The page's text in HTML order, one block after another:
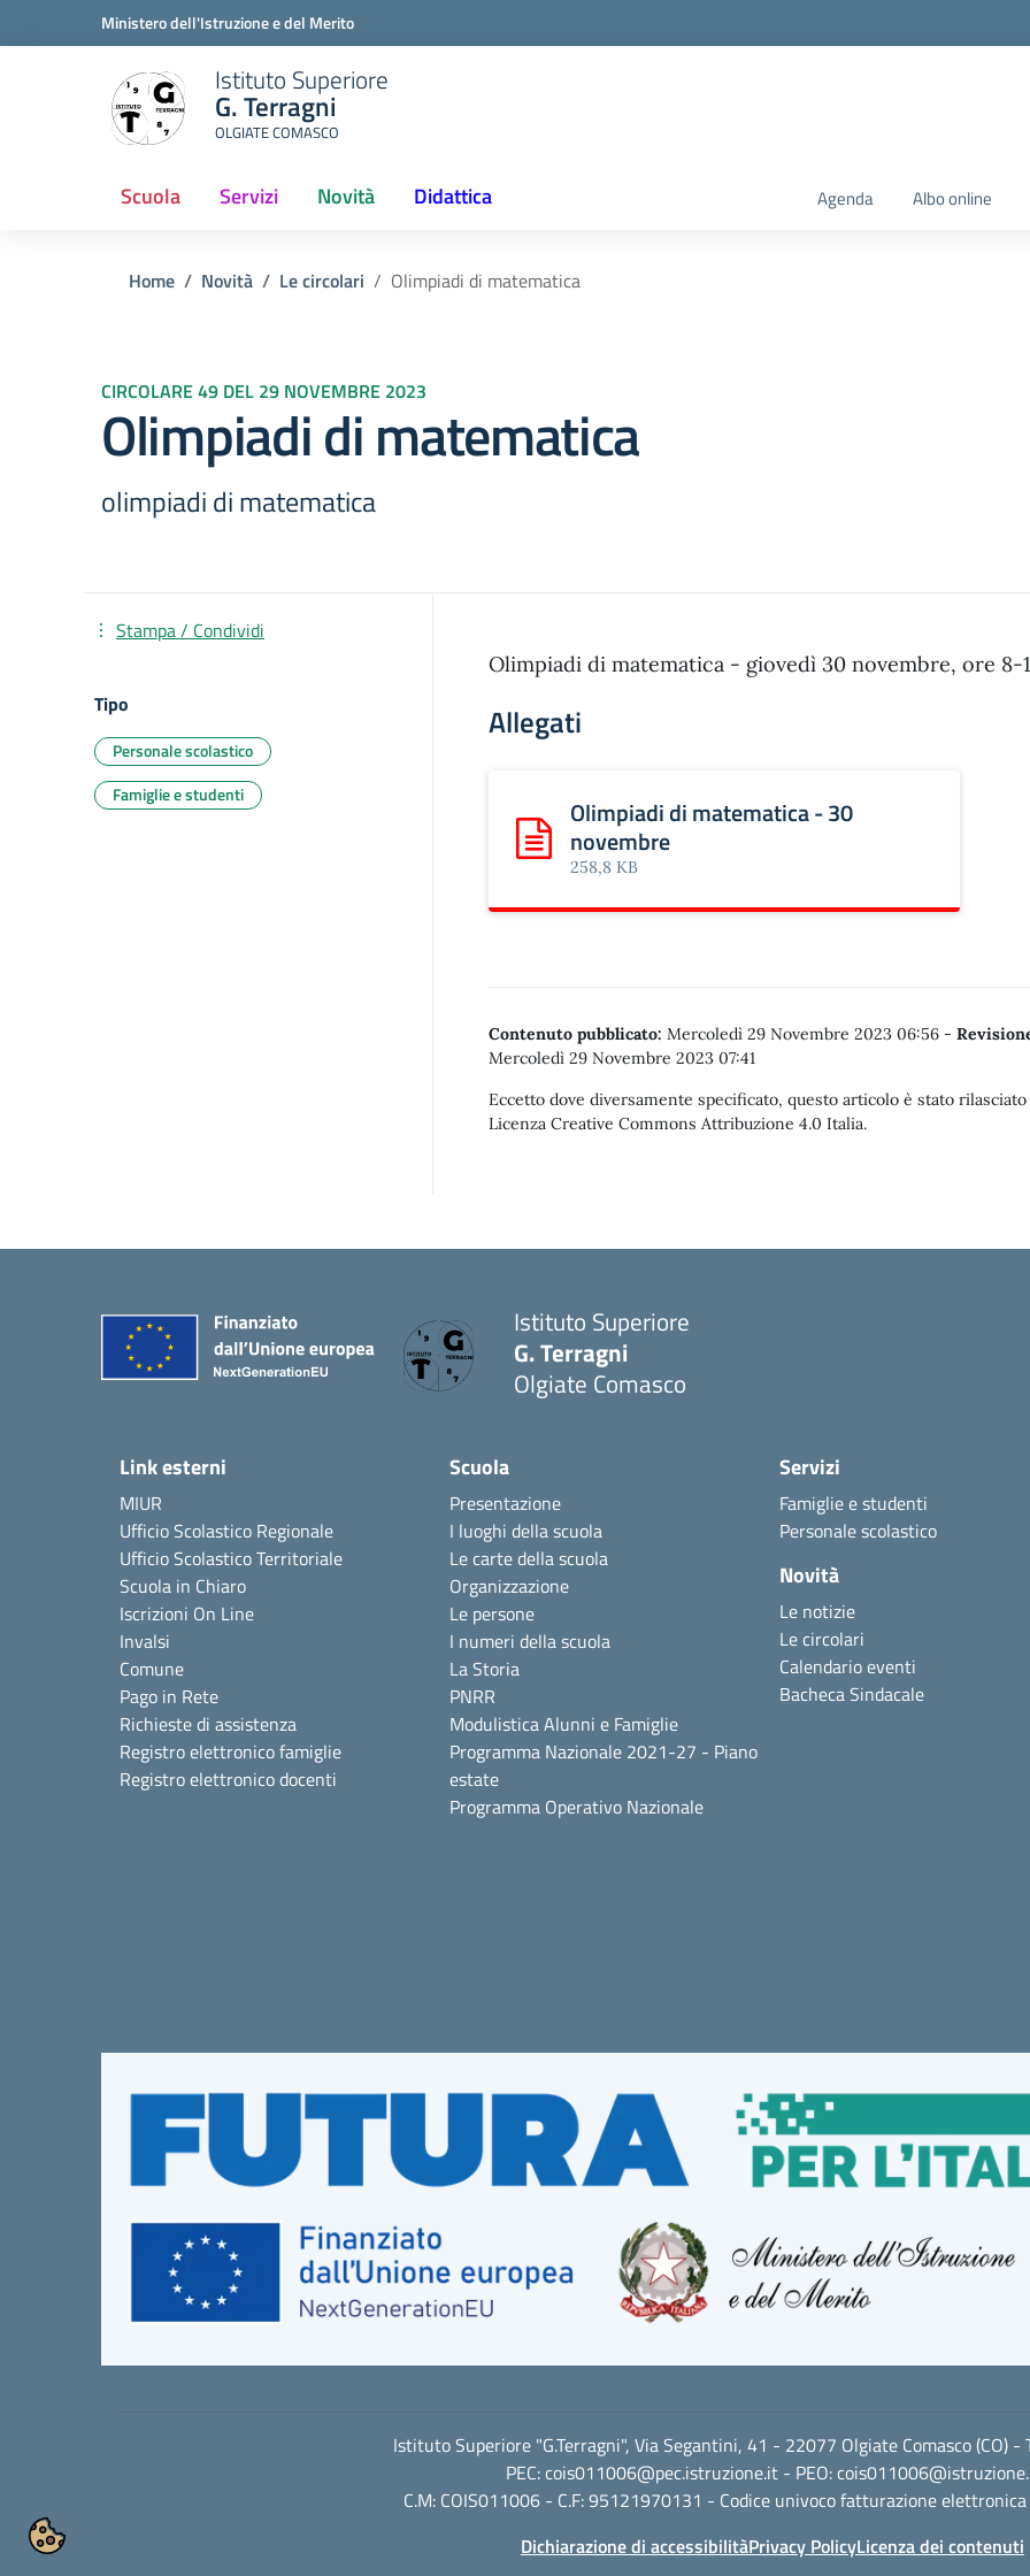
Ministero dell'Istruzione e del Merito
Istituto Superiore
G. Terragni
OLGIATE COMASCO
Scuola Servizi Novità Didattica Agenda Albo online
Home Novità Le circolari Olimpiadi di matematica
CIRCOLARE 49 DEL 29 NOVEMBRE 2023
Olimpiadi di matematica
olimpiadi di matematica
Stampa / Condividi
Tipo
Personale scolastico
Famiglie e studenti
Olimpiadi di matematica - giovedì 30 novembre, ore 8-
Allegati
Scarica: Olimpiadi di matematica - 30 novembre
Olimpiadi di matematica - 30
novembre
258,8 KB
Contenuto pubblicato: Mercoledì 29 Novembre 2023 06:56 -
Mercoledì 29 Novembre 2023 07:41
Eccetto dove diversamente specificato, questo articolo è stato
Licenza Creative Commons Attribuzione 4.0 Italia.
Istituto Superiore
G. Terragni
Olgiate Comasco
Link esterni
MIUR
Ufficio Scolastico Regionale
Ufficio Scolastico Territoriale
Scuola in Chiaro
Iscrizioni On Line
Invalsi
Comune
Pago in Rete
Richieste di assistenza
Registro elettronico famiglie
Registro elettronico docenti
Scuola
Presentazione
I luoghi della scuola
Le carte della scuola
Organizzazione
Le persone
I numeri della scuola
La Storia
PNRR
Modulistica Alunni e Famiglie
Programma Nazionale 2021-27 - Piano
estate
Programma Operativo Nazionale
Servizi
Famiglie e studenti
Personale scolastico
Novità
Le notizie
Le circolari
Calendario eventi
Bacheca Sindacale
Istituto Superiore "G.Terragni", Via Segantini, 41 - 22077 Olgiate Comasco (CO) -
PEC:cois011006@pec.istruzione.it- PEO:
C.M: COIS011006 - C.F: 95121970131 - Codice univoco fatturazione elettronica
Dichiarazione di accessibilitàPrivacy PolicyLicenza dei contenuti